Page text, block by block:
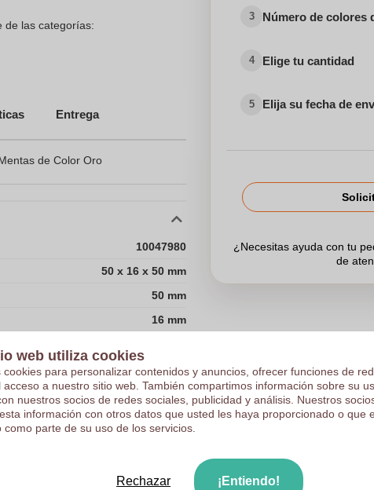
de las categorías:
Entrega
de Color Oro
10047980
50 x 16 x 50 mm
50 mm
16 mm
de datos
mis archivos?
en Lata Redonda - Olèrdola con el
enviar tu logotipo o diseño
de mi logo?
3 Número de colores
4 Elige tu cantidad
5 Elija su fecha de
¿Necesitas ayuda con tu
de
Elige
Sube tu logotipo en la
Revisamos su logotipo
Los clientes nos dan
web utiliza cookies
cookies para personalizar contenidos y anuncios, ofrecer funciones de
acceso a nuestro sitio web. También compartimos información sobre su
nuestros socios de redes sociales, publicidad y análisis. Nuestros
información con otros datos que usted les haya proporcionado o que
como parte de su uso de los servicios.
Rechazar ¡Entiendo!